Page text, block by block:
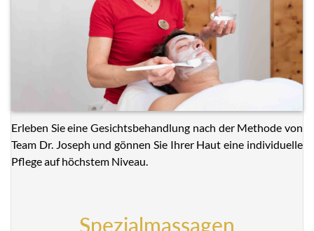
Erleben Sie eine Gesichtsbehandlung nach der Methode von
Team Dr. Joseph und gönnen Sie Ihrer Haut eine individuelle
Pflege auf höchstem Niveau.
Spezialmassagen